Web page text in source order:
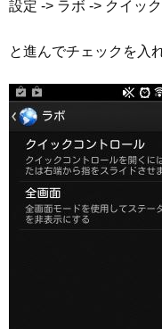
設定 -> ラボ -> クイッ
と進んでチェックを入